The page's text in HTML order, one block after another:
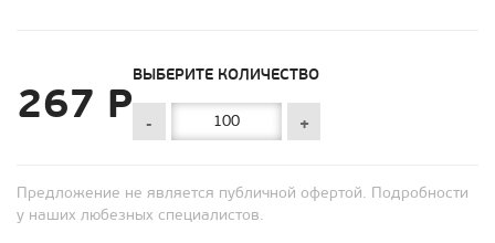
267 Р
ВЫБЕРИТЕ КОЛИЧЕСТВО
- +
Предложение не является публичной офертой. Подробности
у наших любезных специалистов.